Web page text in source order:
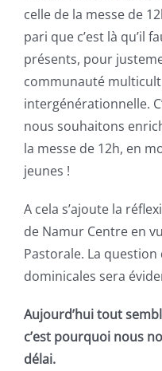
celle de la messe de
pari que c’est là qu’il
présents, pour
communauté
intergénérationnelle.
nous souhaitons
la messe de 12h, en
jeunes !
A cela s’ajoute la
de Namur Centre en
Pastorale. La
dominicales sera
Aujourd’hui tout
c’est pourquoi nous
délai.